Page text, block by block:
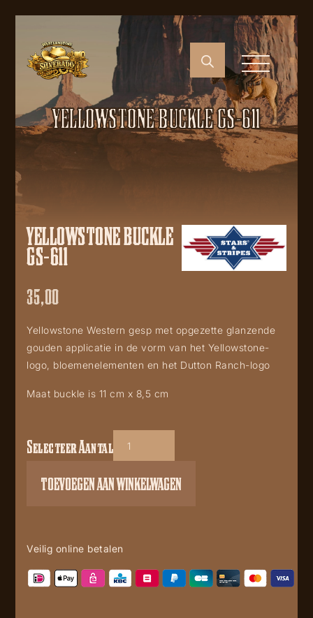
YELLOWSTONE BUCKLE GS-611
YELLOWSTONE BUCKLE
GS-611
35,00
Yellowstone Western gesp met opgezette glanzende
gouden applicatie in de vorm van het Yellowstone-
logo, bloemenelementen en het Dutton Ranch-logo
Maat buckle is 11 cm x 8,5 cm
Yellowstone
GS-
Selecteer Aantal
TOEVOEGEN AAN WINKELWAGEN
Veilig online betalen